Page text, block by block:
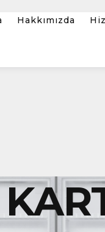
Hakkımızda